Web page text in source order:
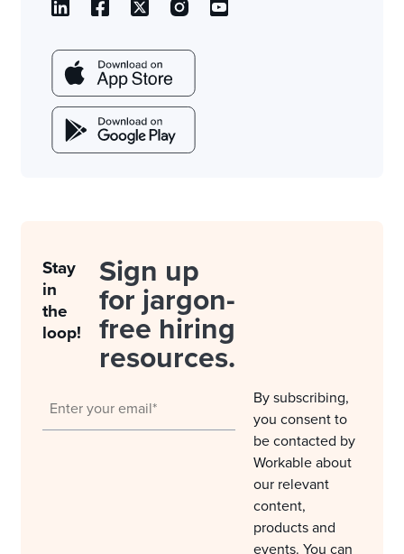
Stay
in
the
loop!
Sign up
for jargon-
free hiring
resources.
By subscribing,
you consent to
be contacted by
Workable about
our relevant
content,
products and
events. You can